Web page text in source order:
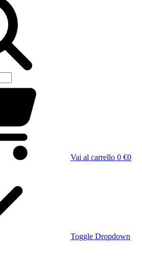
Vai al carrello 0 €0
Toggle Dropdown